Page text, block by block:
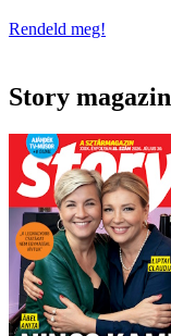
Rendeld meg!
Story magazin